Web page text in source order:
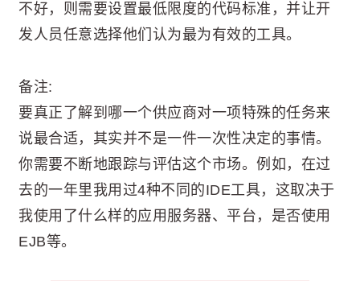
不好，则需要设置最低限度的代码标准，并让开
发人员任意选择他们认为最为有效的工具。
备注:
要真正了解到哪一个供应商对一项特殊的任务来
说最合适，其实并不是一件一次性决定的事情。
你需要不断地跟踪与评估这个市场。例如，在过
去的一年里我用过4种不同的IDE工具，这取决于
我使用了什么样的应用服务器、平台，是否使用
EJB等。